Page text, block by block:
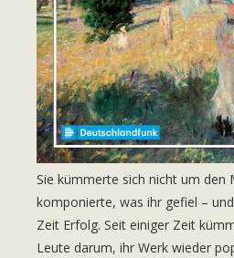
Sie kümmerte sich nicht um den
komponierte, was ihr gefiel –
Zeit Erfolg. Seit einiger Zeit
Leute darum, ihr Werk wieder